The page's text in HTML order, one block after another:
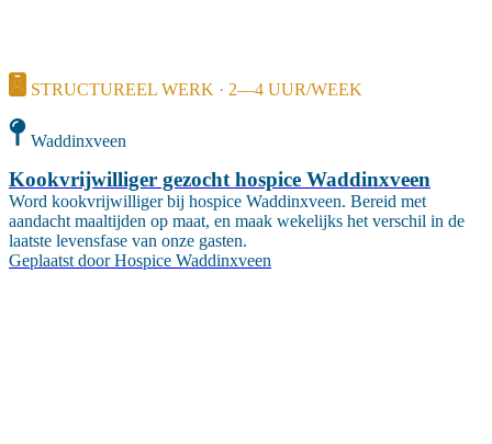
STRUCTUREEL WERK · 2—4 UUR/WEEK
Waddinxveen
Kookvrijwilliger gezocht hospice Waddinxveen
Word kookvrijwilliger bij hospice Waddinxveen. Bereid met
aandacht maaltijden op maat, en maak wekelijks het verschil in de
laatste levensfase van onze gasten.
Geplaatst door Hospice Waddinxveen